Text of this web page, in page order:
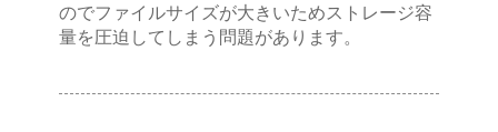
のでファイルサイズが大きいためストレージ容
量を圧迫してしまう問題があります。